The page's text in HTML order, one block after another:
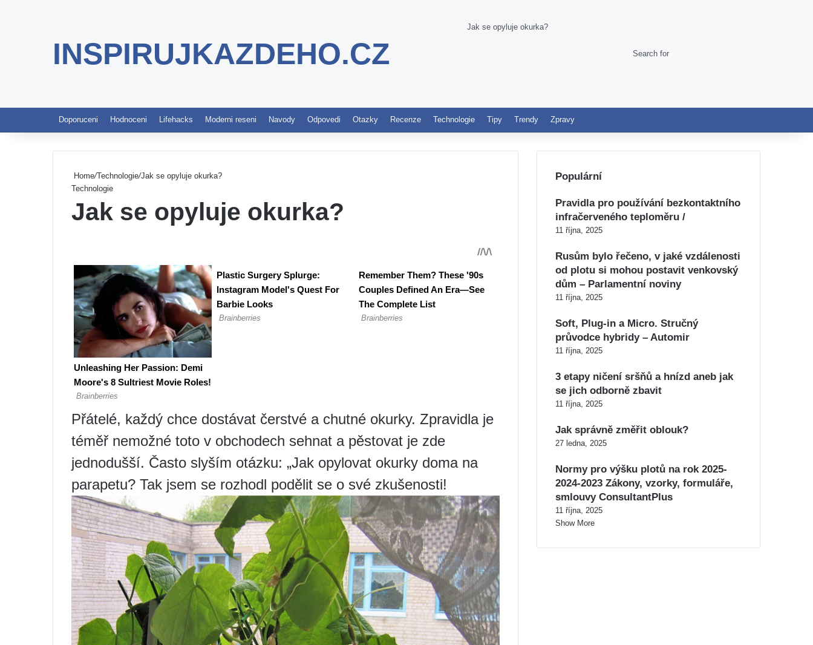
INSPIRUJKAZDEHO.CZ
Jak se opyluje okurka?
Switch skin
Doporuceni Hodnoceni Lifehacks Moderni reseni Navody Odpovedi Otazky Recenze Technologie Tipy Trendy Zpravy
Home/Technologie/Jak se opyluje okurka?
Technologie
Jak se opyluje okurka?
Přátelé, každý chce dostávat čerstvé a chutné okurky. Zpravidla je
téměř nemožné toto v obchodech sehnat a pěstovat je zde
jednodušší. Často slyším otázku: „Jak opylovat okurky doma na
parapetu? Tak jsem se rozhodl podělit se o své zkušenosti!
Populární
Pravidla pro používání bezkontaktního
infračerveného teploměru /
11 října, 2025
Rusům bylo řečeno, v jaké vzdálenosti
od plotu si mohou postavit venkovský
dům – Parlamentní noviny
11 října, 2025
Soft, Plug-in a Micro. Stručný
průvodce hybridy – Automir
11 října, 2025
3 etapy ničení sršňů a hnízd aneb jak
se jich odborně zbavit
11 října, 2025
Jak správně změřit oblouk?
27 ledna, 2025
Normy pro výšku plotů na rok 2025-
2024-2023 Zákony, vzorky, formuláře,
smlouvy ConsultantPlus
11 října, 2025
Show More